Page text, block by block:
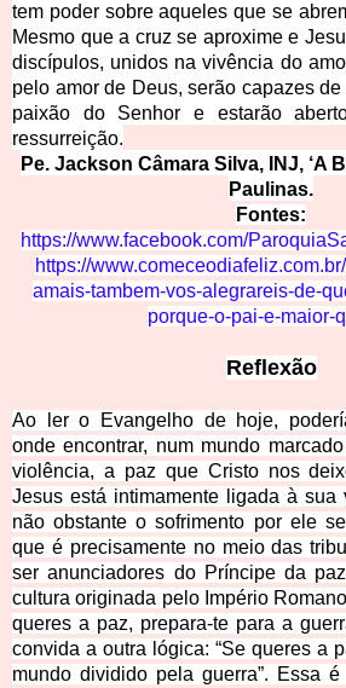
tem poder sobre aqueles que se
Mesmo que a cruz se aproxime e
discípulos, unidos na vivência do
pelo amor de Deus, serão capazes
paixão do Senhor e estarão
ressurreição.
Pe. Jackson Câmara Silva, INJ, ‘A
Paulinas.
Fontes:
https://www.facebook.com/
https://
amais-tambem-vos-alegrareis-de-
porque-o-pai-e-maior-
Reflexão
Ao ler o Evangelho de hoje,
onde encontrar, num mundo
violência, a paz que Cristo nos
Jesus está intimamente ligada à sua
não obstante o sofrimento por ele
que é precisamente no meio das
ser anunciadores do Príncipe da
cultura originada pelo Império
queres a paz, prepara-te para a
convida a outra lógica: “Se queres a
mundo dividido pela guerra”. Essa